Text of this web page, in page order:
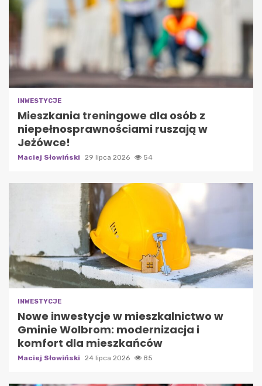
INWESTYCJE
Mieszkania treningowe dla osób z
niepełnosprawnościami ruszają w
Jeżówce!
Maciej Słowiński 29 lipca 2026 54
INWESTYCJE
Nowe inwestycje w mieszkalnictwo w
Gminie Wolbrom: modernizacja i
komfort dla mieszkańców
Maciej Słowiński 24 lipca 2026 85